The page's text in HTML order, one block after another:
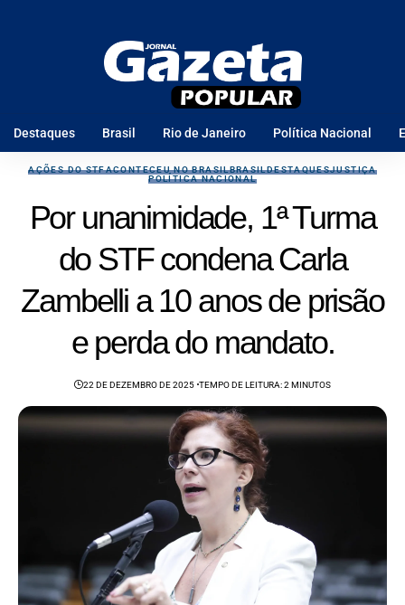
Destaques Brasil Rio de Janeiro Política Nacional
AÇÕES DO STFACONTECEU NO BRASILBRASILDESTAQUESJUSTIÇA
POLÍTICA NACIONAL
Por unanimidade, 1ª Turma
do STF condena Carla
Zambelli a 10 anos de prisão
e perda do mandato.
22 DE DEZEMBRO DE 2025 TEMPO DE LEITURA: 2 MINUTOS